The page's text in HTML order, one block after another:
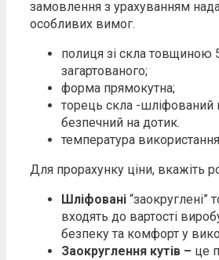
замовлення з урахуванням
особливих вимог.
полиця зі скла товщиною
загартованого;
форма прямокутна;
торець скла -шліфований
безпечний на дотик.
температура
Для прорахунку ціни, вкажіть
Шліфовані “заокруглені”
входять до вартості
безпеку та комфорт у
Заокруглення кутів – це